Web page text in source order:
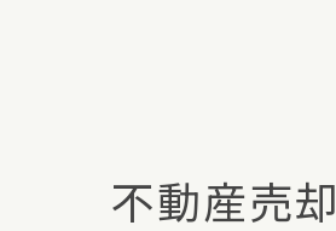
不動産売